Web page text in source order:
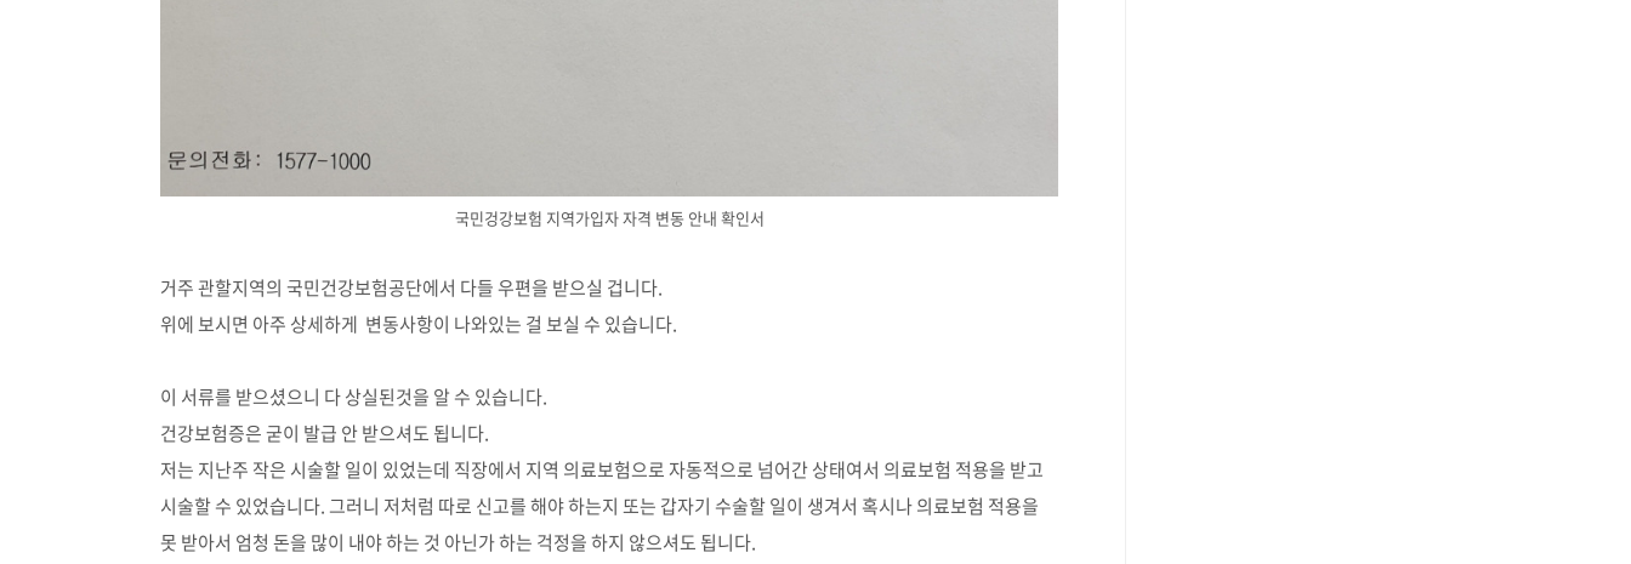
국민겅강보험 지역가입자 자격 변동 안내 확인서
거주 관할지역의 국민건강보험공단에서 다들 우편을 받으실 겁니다.
위에 보시면 아주 상세하게 변동사항이 나와있는 걸 보실 수 있습니다.
이 서류를 받으셨으니 다 상실된것을 알 수 있습니다.
건강보험증은 굳이 발급 안 받으셔도 됩니다.
저는 지난주 작은 시술할 일이 있었는데 직장에서 지역 의료보험으로 자동적으로 넘어간 상태여서 의료보험 적용을 받고
시술할 수 있었습니다. 그러니 저처럼 따로 신고를 해야 하는지 또는 갑자기 수술할 일이 생겨서 혹시나 의료보험 적용을
못 받아서 엄청 돈을 많이 내야 하는 것 아닌가 하는 걱정을 하지 않으셔도 됩니다.